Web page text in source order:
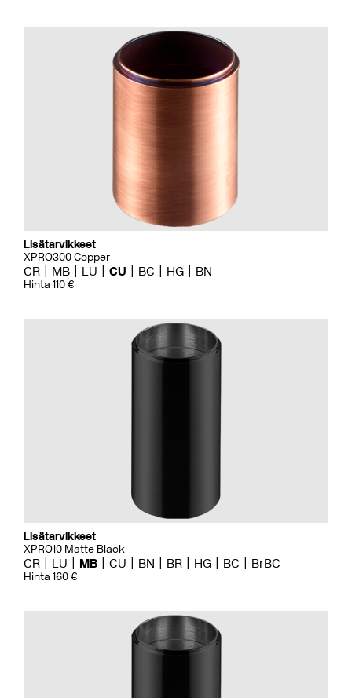
Lisätarvikkeet
XPRO300 Copper
CR MB LU CU BC HG BN
Hinta 110 €
Lisätarvikkeet
XPRO10 Matte Black
CR LU MB CU BN BR HG BC BrBC
Hinta 160 €